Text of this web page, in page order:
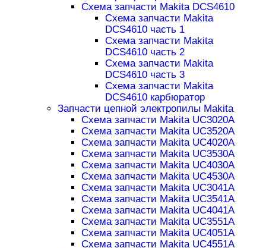
Схема запчасти Makita DCS4610
Схема запчасти Makita
DCS4610 часть 1
Схема запчасти Makita
DCS4610 часть 2
Схема запчасти Makita
DCS4610 часть 3
Схема запчасти Makita
DCS4610 карбюратор
Запчасти цепной электропилы Makita
Схема запчасти Makita UC3020A
Схема запчасти Makita UC3520A
Схема запчасти Makita UC4020A
Схема запчасти Makita UC3530A
Схема запчасти Makita UC4030A
Схема запчасти Makita UC4530A
Схема запчасти Makita UC3041A
Схема запчасти Makita UC3541A
Схема запчасти Makita UC4041A
Схема запчасти Makita UC3551A
Схема запчасти Makita UC4051A
Схема запчасти Makita UC4551A